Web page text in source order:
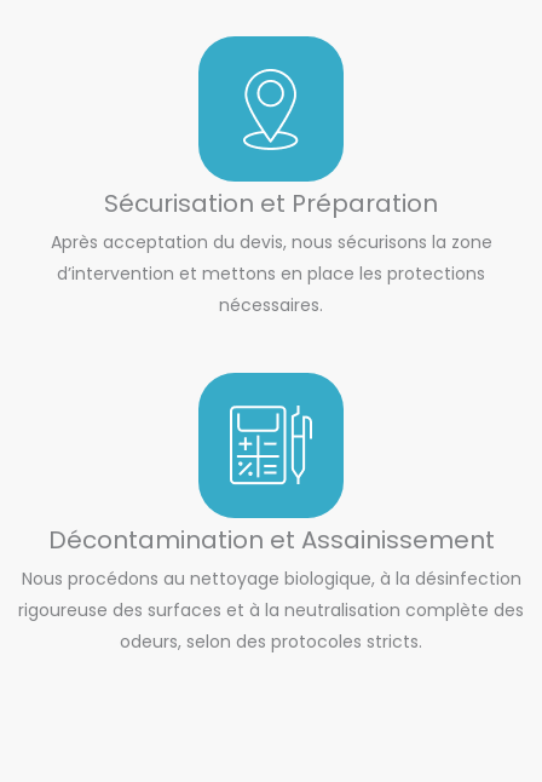
Sécurisation et Préparation
Après acceptation du devis, nous sécurisons la zone
d’intervention et mettons en place les protections
nécessaires.
Décontamination et Assainissement
Nous procédons au nettoyage biologique, à la désinfection
rigoureuse des surfaces et à la neutralisation complète des
odeurs, selon des protocoles stricts.